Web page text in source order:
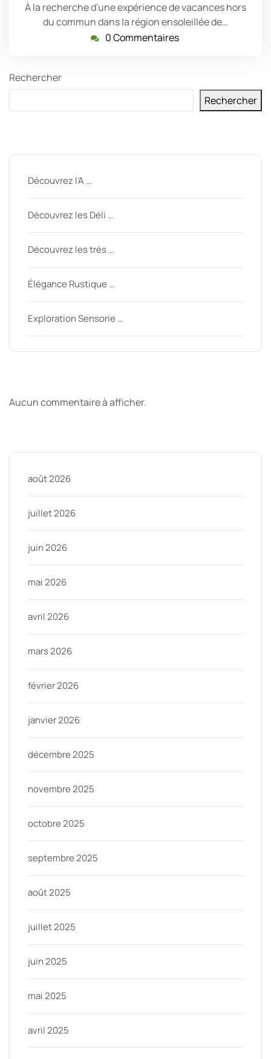
À la recherche d'une expérience de vacances hors
du commun dans la région ensoleillée de…
0 Commentaires
Rechercher
Rechercher
Découvrez l’A …
Découvrez les Déli …
Découvrez les trés …
Élégance Rustique …
Exploration Sensorie …
Aucun commentaire à afficher.
août 2026
juillet 2026
juin 2026
mai 2026
avril 2026
mars 2026
février 2026
janvier 2026
décembre 2025
novembre 2025
octobre 2025
septembre 2025
août 2025
juillet 2025
juin 2025
mai 2025
avril 2025